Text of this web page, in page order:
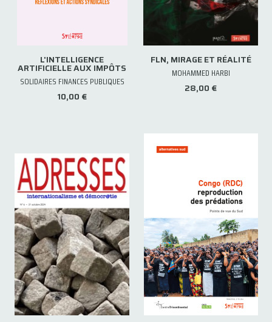
L'INTELLIGENCE
ARTIFICIELLE AUX IMPÔTS
SOLIDAIRES FINANCES PUBLIQUES
10,00 €
FLN, MIRAGE ET RÉALITÉ
MOHAMMED HARBI
28,00 €